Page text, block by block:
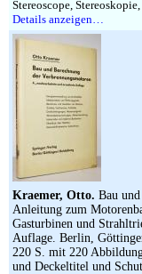
Stereoscope,
Details anzeigen…
Kraemer, Otto. Bau
Anleitung zum
Gasturbinen und
Auflage. Berlin,
220 S. mit 220
und Deckeltitel und